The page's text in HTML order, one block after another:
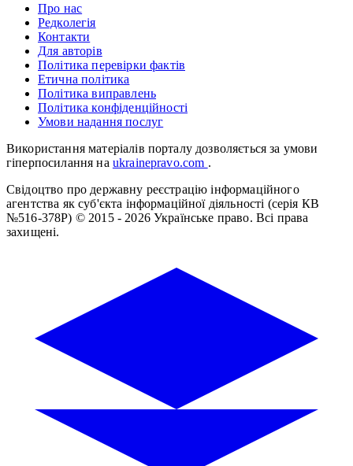
Про нас
Редколегія
Контакти
Для авторів
Політика перевірки фактів
Етична політика
Політика виправлень
Політика конфіденційності
Умови надання послуг
Використання матеріалів порталу дозволяється за умови
гіперпосилання на ukrainepravo.com .
Свідоцтво про державну реєстрацію інформаційного
агентства як суб'єкта інформаційної діяльності (серія КВ
№516-378Р) © 2015 - 2026 Українське право. Всі права
захищені.